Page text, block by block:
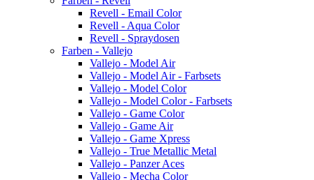
Revell - Email Color
Revell - Aqua Color
Revell - Spraydosen
Farben - Vallejo
Vallejo - Model Air
Vallejo - Model Air - Farbsets
Vallejo - Model Color
Vallejo - Model Color - Farbsets
Vallejo - Game Color
Vallejo - Game Air
Vallejo - Game Xpress
Vallejo - True Metallic Metal
Vallejo - Panzer Aces
Vallejo - Mecha Color